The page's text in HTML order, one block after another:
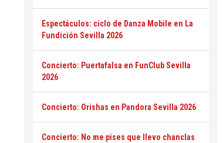
Espectáculos: ciclo de Danza Mobile en La
Fundición Sevilla 2026
Concierto: Puertafalsa en FunClub Sevilla
2026
Concierto: Orishas en Pandora Sevilla 2026
Concierto: No me pises que llevo chanclas